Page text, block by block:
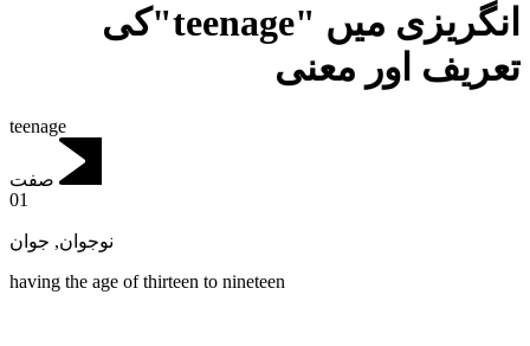
انگریزی میں "teenage"کی
تعریف اور معنی
teenage
صفت
01
نوجوان, جوان
having the age of thirteen to nineteen